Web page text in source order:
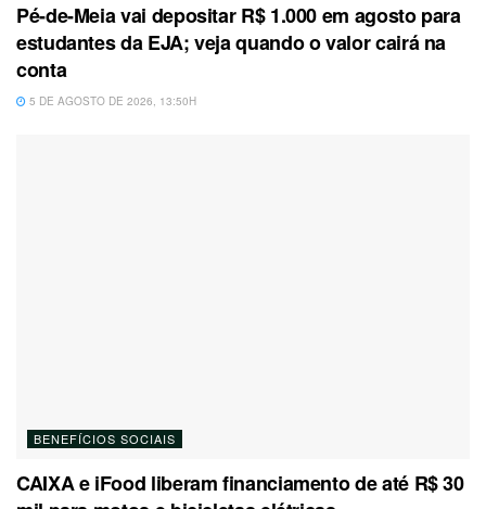
Pé-de-Meia vai depositar R$ 1.000 em agosto para
estudantes da EJA; veja quando o valor cairá na
conta
5 DE AGOSTO DE 2026, 13:50H
BENEFÍCIOS SOCIAIS
CAIXA e iFood liberam financiamento de até R$ 30